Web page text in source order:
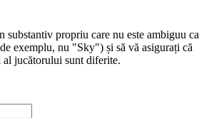
substantiv propriu care nu este ambiguu ca
exemplu, nu "Sky") și să vă asigurați că
al jucătorului sunt diferite.